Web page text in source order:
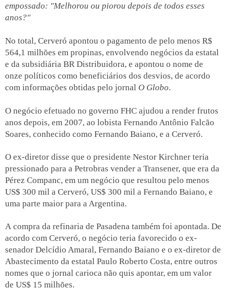
empossado: "Melhorou ou piorou depois de todos esses
anos?"
No total, Cerveró apontou o pagamento de pelo menos R$
564,1 milhões em propinas, envolvendo negócios da estatal
e da subsidiária BR Distribuidora, e apontou o nome de
onze políticos como beneficiários dos desvios, de acordo
com informações obtidas pelo jornal O Globo.
O negócio efetuado no governo FHC ajudou a render frutos
anos depois, em 2007, ao lobista Fernando Antônio Falcão
Soares, conhecido como Fernando Baiano, e a Cerveró.
O ex-diretor disse que o presidente Nestor Kirchner teria
pressionado para a Petrobras vender a Transener, que era da
Pérez Companc, em um negócio que resultou pelo menos
US$ 300 mil a Cerveró, US$ 300 mil a Fernando Baiano, e
uma parte maior para a Argentina.
A compra da refinaria de Pasadena também foi apontada. De
acordo com Cerveró, o negócio teria favorecido o ex-
senador Delcídio Amaral, Fernando Baiano e o ex-diretor de
Abastecimento da estatal Paulo Roberto Costa, entre outros
nomes que o jornal carioca não quis apontar, em um valor
de US$ 15 milhões.